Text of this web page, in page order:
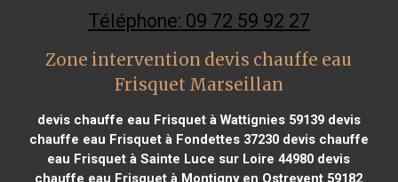
Téléphone: 09 72 59 92 27
Zone intervention devis chauffe eau
Frisquet Marseillan
devis chauffe eau Frisquet à Wattignies 59139devis
chauffe eau Frisquet à Fondettes 37230devis chauffe
eau Frisquet à Sainte Luce sur Loire 44980 devis
chauffe eau Frisquet à Montigny en Ostrevent 59182